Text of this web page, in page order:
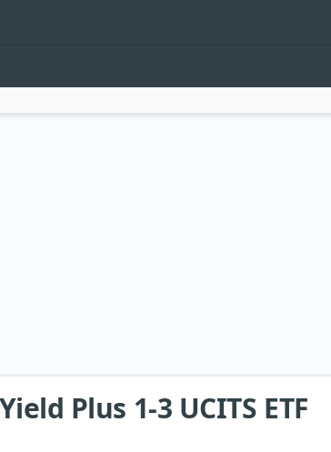
Plus 1-3 UCITS ETF